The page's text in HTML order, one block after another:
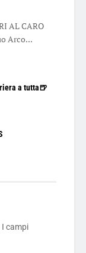
AL CARO
Arco...
a tutta🍺
I campi